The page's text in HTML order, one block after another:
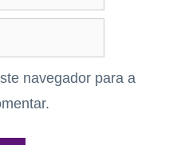
navegador para a